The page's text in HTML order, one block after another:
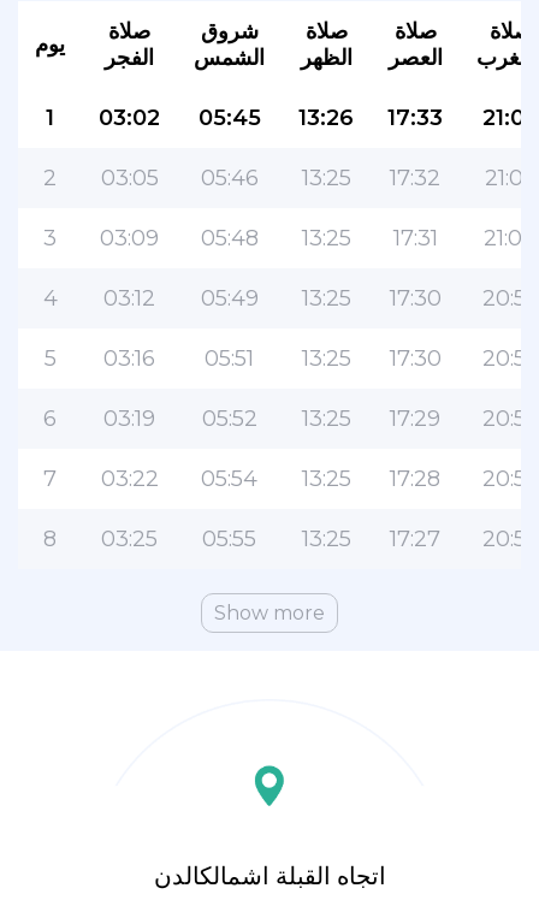
يوم
صلاة
الفجر
شروق
الشمس
صلاة
الظهر
صلاة
العصر
صلاة
1 03:02 05:45 13:26 17:33 21:03
2 03:05 05:46 13:25 17:32 21:02
3 03:09 05:48 13:25 17:31 21:00
4 03:12 05:49 13:25 17:30 20:59
5 03:16 05:51 13:25 17:30 20:57
6 03:19 05:52 13:25 17:29 20:55
7 03:22 05:54 13:25 17:28 20:53
8 03:25 05:55 13:25 17:27 20:52
Show more
اتجاه القبلة اشمالكالدن